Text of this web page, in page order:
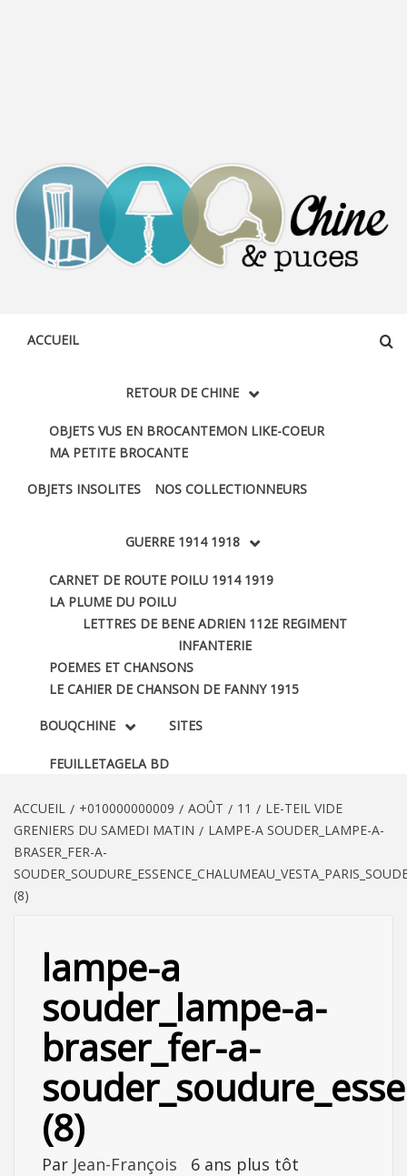
ACCUEIL
RETOUR DE CHINE
OBJETS VUS EN BROCANTEMON LIKE-COEUR
MA PETITE BROCANTE
OBJETS INSOLITES NOS COLLECTIONNEURS
GUERRE 1914 1918
CARNET DE ROUTE POILU 1914 1919
LA PLUME DU POILU
LETTRES DE BENE ADRIEN 112E REGIMENT
INFANTERIE
POEMES ET CHANSONS
LE CAHIER DE CHANSON DE FANNY 1915
BOUQCHINE
FEUILLETAGELA BD
SITES
ACCUEIL +010000000009 AOÛT 11
LE-TEIL VIDE
GRENIERS DU SAMEDI MATIN
LAMPE-A SOUDER_LAMPE-A-
BRASER_FER-A-
(8)
lampe-a
souder_lampe-a-
braser_fer-a-
(8)
Par Jean-François 6 ans plus tôt